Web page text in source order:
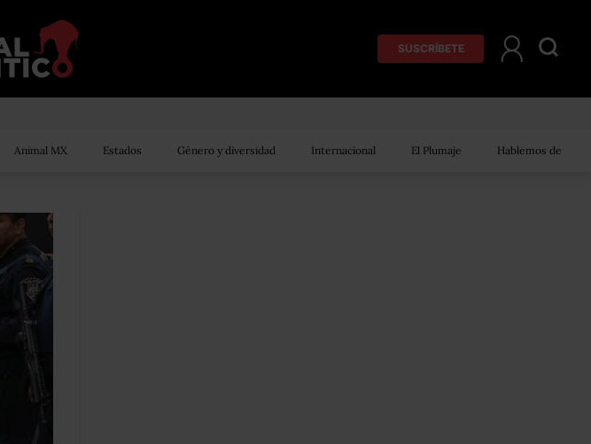
SUSCRÍBETE
Animal MX Estados Género y diversidad Internacional El Plumaje Hablemos de